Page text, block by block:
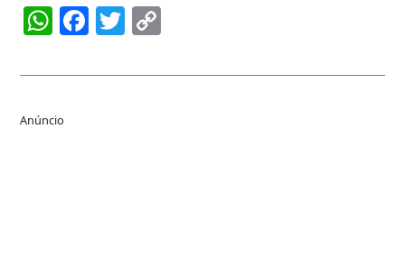
WhatsApp
Facebook
Twitter
Anúncio